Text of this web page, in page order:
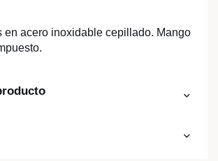
en acero inoxidable cepillado. Mango